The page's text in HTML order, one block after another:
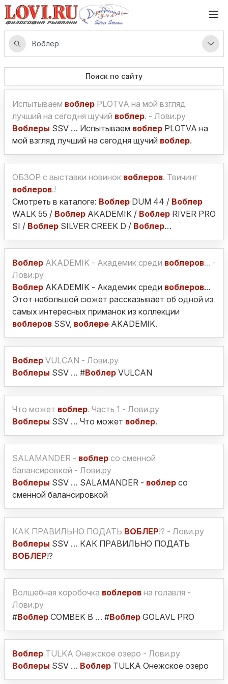
Поиск по сайту
Испытываем воблер PLOTVA на мой взгляд
лучший на сегодня щучий воблер. - Лови.ру
Воблеры SSV … Испытываем воблер PLOTVA на
мой взгляд лучший на сегодня щучий воблер.
ОБЗОР с выставки новинок воблеров. Твичинг
воблеров.!
Смотреть в каталоге: Воблер DUM 44 / Воблер
WALK 55 / Воблер AKADEMIK / Воблер RIVER PRO
SI / Воблер SILVER CREEK D / Воблер…
Воблер AKADEMIK - Академик среди воблеров... -
Лови.ру
Воблер AKADEMIK - Академик среди воблеров...
Этот небольшой сюжет рассказывает об одной из
самых интересных приманок из коллекции
воблеров SSV, воблере AKADEMIK.
Воблер VULCAN - Лови.ру
Воблеры SSV … #Воблер VULCAN
Что может воблер. Часть 1 - Лови.ру
Воблеры SSV … Что может воблер.
SALAMANDER - воблер со сменной
балансировкой - Лови.ру
Воблеры SSV … SALAMANDER - воблер со
сменной балансировкой
КАК ПРАВИЛЬНО ПОДАТЬ ВОБЛЕР!? - Лови.ру
Воблеры SSV … КАК ПРАВИЛЬНО ПОДАТЬ
ВОБЛЕР!?
Волшебная коробочка воблеров на голавля -
Лови.ру
#Воблер COMBEK B … #Воблер GOLAVL PRO
Воблер TULKA Онежское озеро - Лови.ру
Воблеры SSV … Воблер TULKA Онежское озеро